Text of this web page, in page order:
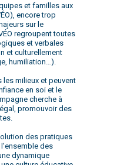
et familles aux
encore trop
sur le
regroupent toutes
et verbales
et culturellement
humiliation…).
les milieux et peuvent
en soi et le
cherche à
promouvoir des
des pratiques
des
dynamique